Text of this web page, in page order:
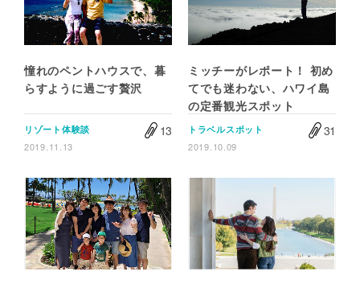
憧れのペントハウスで、暮
らすように過ごす贅沢
リゾート体験談
2019.11.13
13
ミッチーがレポート！ 初め
てでも迷わない、ハワイ島
の定番観光スポット
トラベルスポット
2019.10.09
31